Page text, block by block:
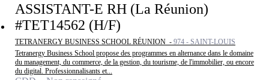
ASSISTANT-E RH (La Réunion)
#TET14562 (H/F)
TETRANERGY BUSINESS SCHOOL RÉUNION - 974 - SAINT-LOUIS
Tetranergy Business School propose des programmes en alternance dans le domaine
du management, du commerce, de la gestion, du tourisme, de l'immobilier, ou encore
du digital. Professionnalisants et...